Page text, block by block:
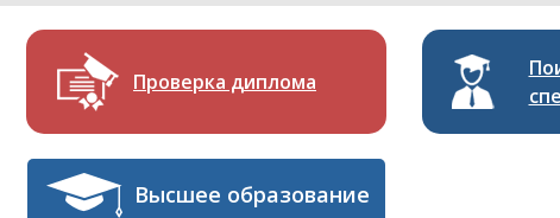
Проверка диплома
Высшее образование